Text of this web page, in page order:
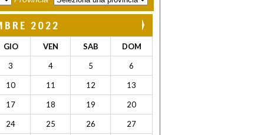
2022
GIO VEN SAB DOM
3 4 5 6
10 11 12 13
17 18 19 20
24 25 26 27